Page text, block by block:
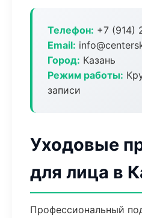
Телефон: +7 (914)
Email:
Город: Казань
Режим работы:
записи
Уходовые
для лица в
Профессиональный